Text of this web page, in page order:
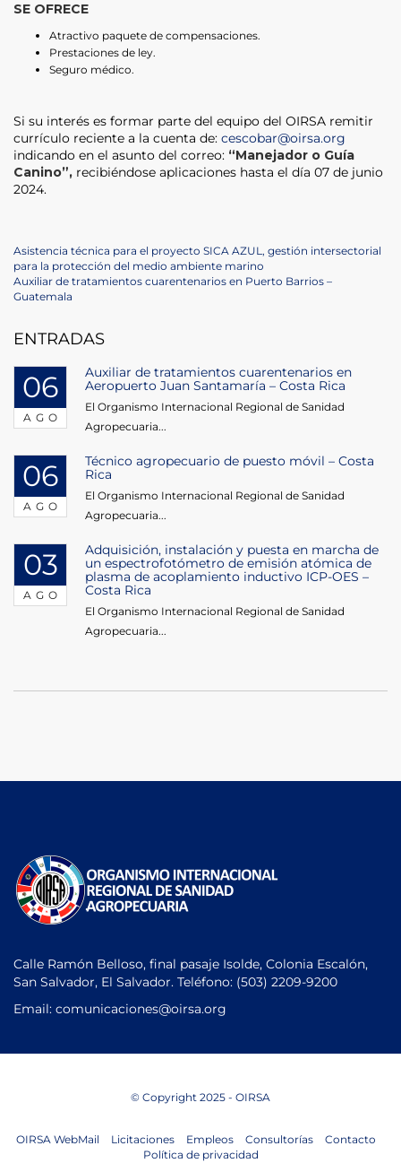
SE OFRECE
Atractivo paquete de compensaciones.
Prestaciones de ley.
Seguro médico.
Si su interés es formar parte del equipo del OIRSA remitir
currículo reciente a la cuenta de: cescobar@oirsa.org
indicando en el asunto del correo: “Manejador o Guía
Canino”, recibiéndose aplicaciones hasta el día 07 de junio
2024.
Navegación
de
Previous
Post
Asistencia técnica para el proyecto SICA AZUL, gestión intersectorial
para la protección del medio ambiente marino
Next
Post
Auxiliar de tratamientos cuarentenarios en Puerto Barrios –
Guatemala
ENTRADAS
06
AGO
Auxiliar de tratamientos cuarentenarios en
Aeropuerto Juan Santamaría – Costa Rica
El Organismo Internacional Regional de Sanidad
Agropecuaria...
06
AGO
Técnico agropecuario de puesto móvil – Costa
Rica
El Organismo Internacional Regional de Sanidad
Agropecuaria...
03
AGO
Adquisición, instalación y puesta en marcha de
un espectrofotómetro de emisión atómica de
plasma de acoplamiento inductivo ICP-OES –
Costa Rica
El Organismo Internacional Regional de Sanidad
Agropecuaria...
Calle Ramón Belloso, final pasaje Isolde, Colonia Escalón,
San Salvador, El Salvador. Teléfono: (503) 2209-9200
Email: comunicaciones@oirsa.org
© Copyright 2025 - OIRSA
OIRSA WebMail Licitaciones Empleos Consultorías
Contacto
Política de privacidad